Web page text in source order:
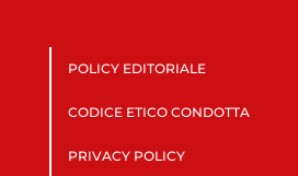
POLICY EDITORIALE
CODICE ETICO CONDOTTA
PRIVACY POLICY